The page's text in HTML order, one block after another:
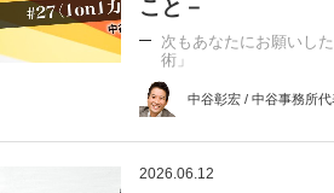
こと－
次もあなたにお願いし
術」
中谷彰宏 / 中谷事務所代
2026.06.12